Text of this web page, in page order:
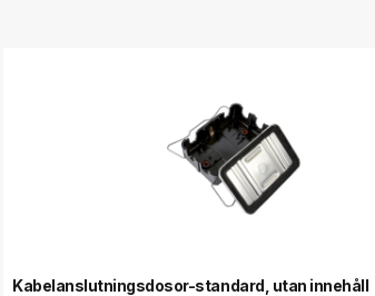
Kabelanslutningsdosor-standard, utan innehåll